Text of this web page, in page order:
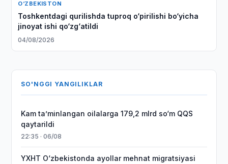
O‘ZBEKISTON
Toshkentdagi qurilishda tuproq o‘pirilishi bo‘yicha
jinoyat ishi qo‘zg‘atildi
04/08/2026
SO'NGGI YANGILIKLAR
Kam taʼminlangan oilalarga 179,2 mlrd so‘m QQS
qaytarildi
22:35 · 06/08
YXHT O‘zbekistonda ayollar mehnat migratsiyasi